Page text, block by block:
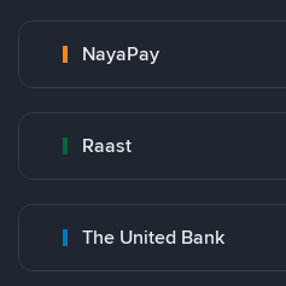
NayaPay
Raast
The United Bank